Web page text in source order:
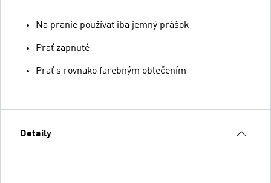
Na pranie používať iba jemný prášok
Prať zapnuté
Prať s rovnako farebným oblečením
Detaily